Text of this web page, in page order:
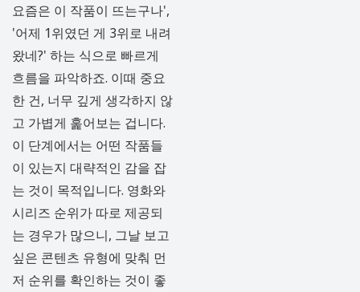
요즘은 이 작품이 뜨는구나',
'어제 1위였던 게 3위로 내려
왔네?' 하는 식으로 빠르게
흐름을 파악하죠. 이때 중요
한 건, 너무 깊게 생각하지 않
고 가볍게 훑어보는 겁니다.
이 단계에서는 어떤 작품들
이 있는지 대략적인 감을 잡
는 것이 목적입니다. 영화와
시리즈 순위가 따로 제공되
는 경우가 많으니, 그날 보고
싶은 콘텐츠 유형에 맞춰 먼
저 순위를 확인하는 것이 좋